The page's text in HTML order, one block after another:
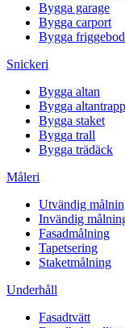
Bygga garage
Bygga carport
Bygga friggebod
Snickeri
Bygga altan
Bygga
Bygga staket
Bygga trall
Bygga trädäck
Måleri
Utvändig
Invändig
Fasadmålning
Tapetsering
Staketmålning
Underhåll
Fasadtvätt